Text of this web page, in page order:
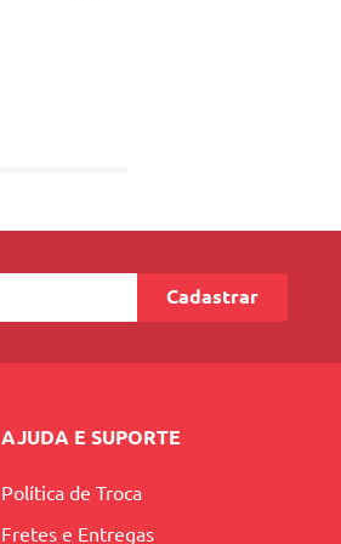
Cadastrar
AJUDA E SUPORTE
Política de Troca
Fretes e Entregas